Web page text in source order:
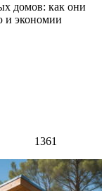
домов: как они
и экономии
1361